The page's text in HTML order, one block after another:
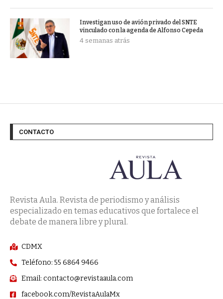
Investigan uso de avión privado del SNTE
vinculado con la agenda de Alfonso Cepeda
4 semanas atrás
CONTACTO
Revista Aula. Revista de periodismo y análisis
especializado en temas educativos que fortalece el
debate de manera libre y plural.
CDMX
Teléfono: 55 6864 9466
Email: contacto@revistaaula.com
facebook.com/RevistaAulaMx